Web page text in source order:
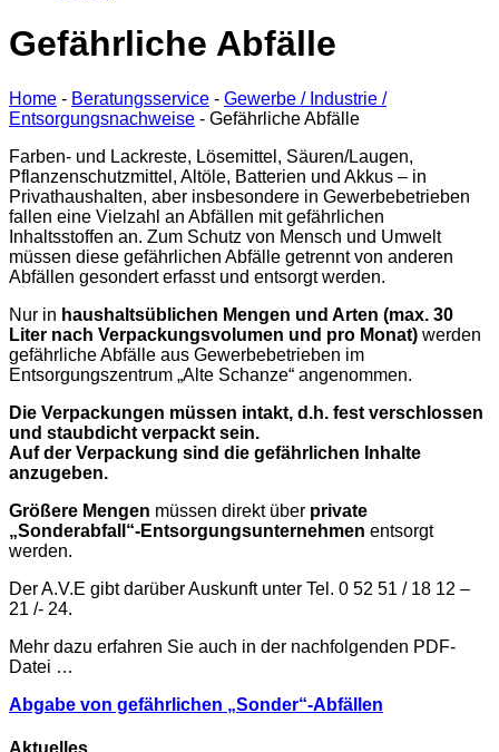
Gefährliche Abfälle
Home - Beratungsservice - Gewerbe / Industrie /
Entsorgungsnachweise - Gefährliche Abfälle
Farben- und Lackreste, Lösemittel, Säuren/Laugen,
Pflanzenschutzmittel, Altöle, Batterien und Akkus – in
Privathaushalten, aber insbesondere in Gewerbebetrieben
fallen eine Vielzahl an Abfällen mit gefährlichen
Inhaltsstoffen an. Zum Schutz von Mensch und Umwelt
müssen diese gefährlichen Abfälle getrennt von anderen
Abfällen gesondert erfasst und entsorgt werden.
Nur in haushaltsüblichen Mengen und Arten (max. 30
Liter nach Verpackungsvolumen und pro Monat) werden
gefährliche Abfälle aus Gewerbebetrieben im
Entsorgungszentrum „Alte Schanze“ angenommen.
Die Verpackungen müssen intakt, d.h. fest verschlossen
und staubdicht verpackt sein.
Auf der Verpackung sind die gefährlichen Inhalte
anzugeben.
Größere Mengen müssen direkt über private
„Sonderabfall“-Entsorgungsunternehmen entsorgt
werden.
Der A.V.E gibt darüber Auskunft unter Tel. 0 52 51 / 18 12 –
21 /- 24.
Mehr dazu erfahren Sie auch in der nachfolgenden PDF-
Datei …
Abgabe von gefährlichen „Sonder“-Abfällen